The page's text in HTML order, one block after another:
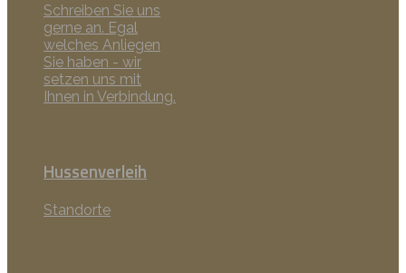
Schreiben Sie uns
gerne an. Egal
welches Anliegen
Sie haben - wir
setzen uns mit
Ihnen in Verbindung.
Hussenverleih
Standorte